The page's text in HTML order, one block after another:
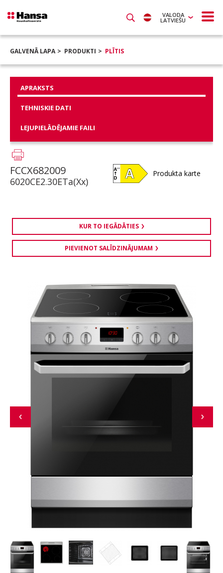
VALODA
LATVIEŠU
GALVENĀ LAPA PRODUKTI PLĪTIS
APRAKSTS
TEHNISKIE DATI
LEJUPIELĀDĒJAMIE FAILI
FCCX682009
6020CE2.30ETa(Xx)
Produkta karte
KUR TO IEGĀDĀTIES
PIEVIENOT SALĪDZINĀJUMAM